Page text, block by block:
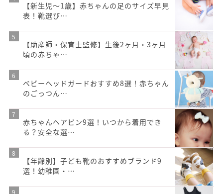
【新生児〜1歳】赤ちゃんの足のサイズ早見
表！靴選び…
【助産師・保育士監修】生後2ヶ月・3ヶ月
頃の赤ちゃ…
ベビーヘッドガードおすすめ8選！赤ちゃん
のごっつん…
赤ちゃんヘアピン9選！いつから着用でき
る？安全な選…
【年齢別】子ども靴のおすすめブランド9
選！幼稚園・…